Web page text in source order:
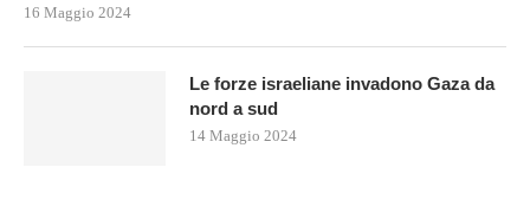
16 Maggio 2024
Le forze israeliane invadono Gaza da
nord a sud
14 Maggio 2024